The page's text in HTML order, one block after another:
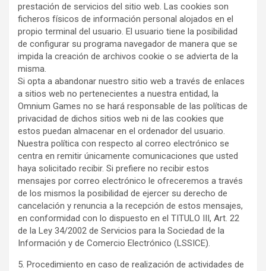
prestación de servicios del sitio web. Las cookies son
ficheros físicos de información personal alojados en el
propio terminal del usuario. El usuario tiene la posibilidad
de configurar su programa navegador de manera que se
impida la creación de archivos cookie o se advierta de la
misma.
Si opta a abandonar nuestro sitio web a través de enlaces
a sitios web no pertenecientes a nuestra entidad, la
Omnium Games no se hará responsable de las políticas de
privacidad de dichos sitios web ni de las cookies que
estos puedan almacenar en el ordenador del usuario.
Nuestra política con respecto al correo electrónico se
centra en remitir únicamente comunicaciones que usted
haya solicitado recibir. Si prefiere no recibir estos
mensajes por correo electrónico le ofreceremos a través
de los mismos la posibilidad de ejercer su derecho de
cancelación y renuncia a la recepción de estos mensajes,
en conformidad con lo dispuesto en el TITULO III, Art. 22
de la Ley 34/2002 de Servicios para la Sociedad de la
Información y de Comercio Electrónico (LSSICE).
5. Procedimiento en caso de realización de actividades de